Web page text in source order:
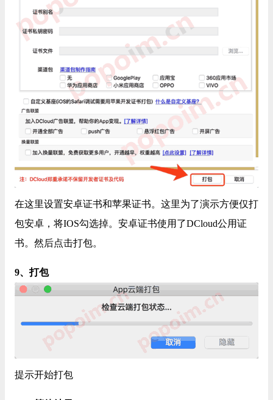
在这里设置安卓证书和苹果证书。这里为了演示方便仅打
包安卓，将IOS勾选掉。安卓证书使用了DCloud公用证
书。然后点击打包。
9、打包
提示开始打包